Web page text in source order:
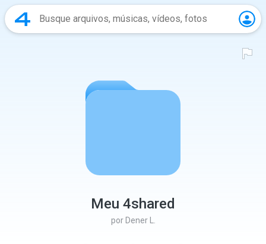
Meu 4shared
por Dener L.